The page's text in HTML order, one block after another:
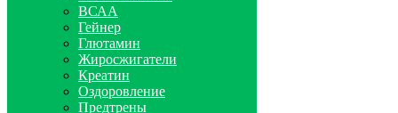
ВСАА
Гейнер
Глютамин
Жиросжигатели
Креатин
Оздоровление
Предтрены